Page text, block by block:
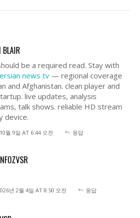
BLAIR
be a required read. Stay with
news tv — regional coverage
and Afghanistan. clean player and
live updates, analysis
talk shows. reliable HD stream
device.
월 9일 AT 6:44 오전 응답
년 2월 4일 AT 8:50 오전 응답